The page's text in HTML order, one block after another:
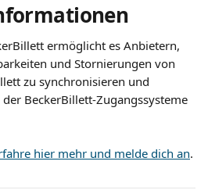
ermöglicht es Anbietern,
und Stornierungen von
zu synchronisieren und
BeckerBillett-Zugangssysteme
hier mehr und melde dich an.